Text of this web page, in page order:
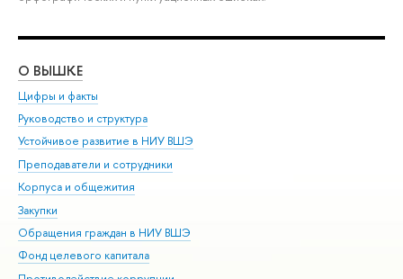
О ВЫШКЕ
Цифры и факты
Руководство и структура
Устойчивое развитие в НИУ ВШЭ
Преподаватели и сотрудники
Корпуса и общежития
Закупки
Обращения граждан в НИУ ВШЭ
Фонд целевого капитала